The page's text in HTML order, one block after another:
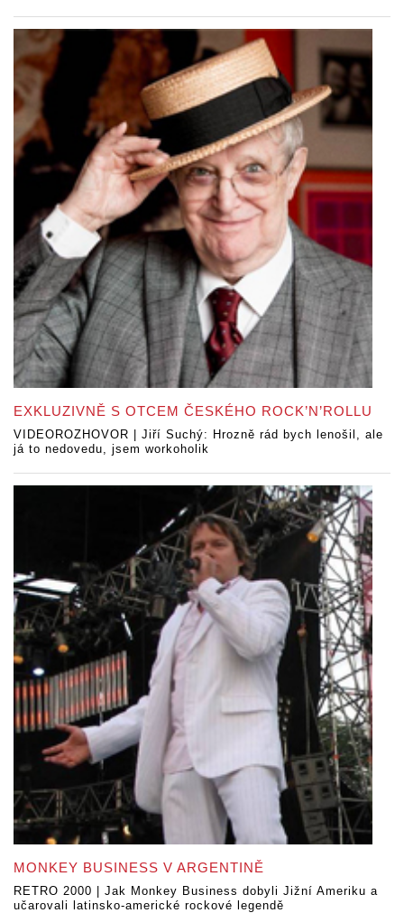
EXKLUZIVNĚ S OTCEM ČESKÉHO ROCK’N’ROLLU
VIDEOROZHOVOR | Jiří Suchý: Hrozně rád bych lenošil, ale
já to nedovedu, jsem workoholik
MONKEY BUSINESS V ARGENTINĚ
RETRO 2000 | Jak Monkey Business dobyli Jižní Ameriku a
učarovali latinsko-americké rockové legendě